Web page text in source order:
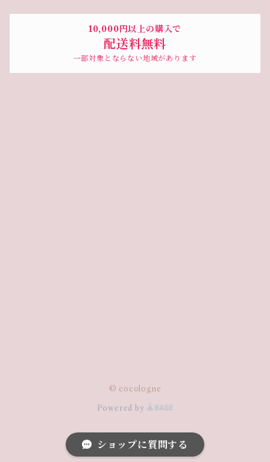
10,000円以上の購入で
配送料無料
一部対象とならない地域があります
© cocologne
Powered by
ショップに質問する